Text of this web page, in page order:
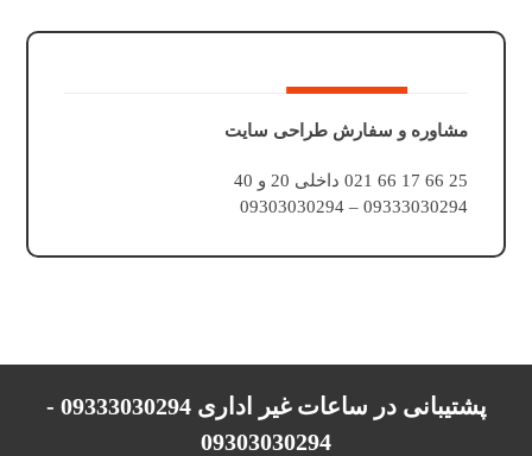
مشاوره و سفارش طراحی سایت
25 66 17 66 021 داخلی 20 و 40
09333030294 – 09303030294
پشتیبانی در ساعات غیر اداری 09333030294 -
09303030294